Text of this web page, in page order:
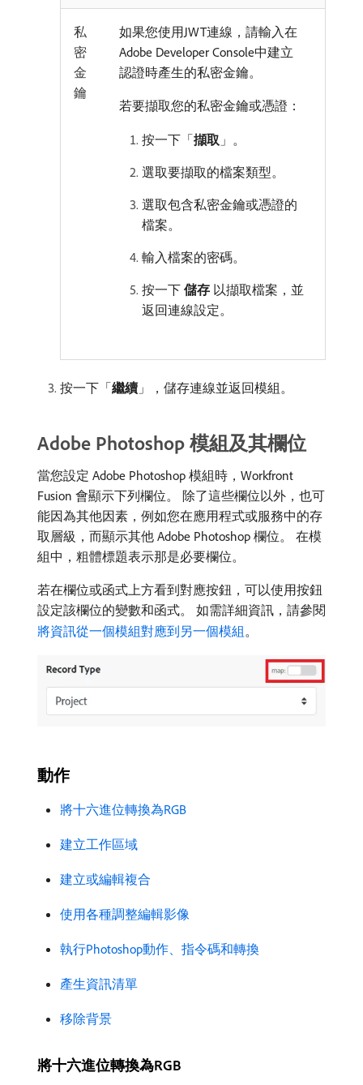
私
密
金
鑰
如果您使用JWT連線，請輸入在
Adobe Developer Console中建立
認證時產生的私密金鑰。
若要擷取您的私密金鑰或憑證：
按一下「擷取 」。
選取要擷取的檔案類型。
選取包含私密金鑰或憑證的
檔案。
輸入檔案的密碼。
按一下 儲存 以擷取檔案，並
返回連線設定。
按一下「繼續 」，儲存連線並返回模組。
Adobe Photoshop 模組及其欄位
當您設定 Adobe Photoshop 模組時，Workfront
Fusion 會顯示下列欄位。 除了這些欄位以外，也可
能因為其他因素，例如您在應用程式或服務中的存
取層級，而顯示其他 Adobe Photoshop 欄位。 在模
組中，粗體標題表示那是必要欄位。
若在欄位或函式上方看到對應按鈕，可以使用按鈕
設定該欄位的變數和函式。 如需詳細資訊，請參閱
將資訊從一個模組對應到另一個模組。
動作
將十六進位轉換為RGB
建立工作區域
建立或編輯複合
使用各種調整編輯影像
執行Photoshop動作、指令碼和轉換
產生資訊清單
移除背景
將十六進位轉換為RGB